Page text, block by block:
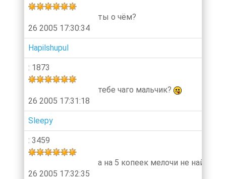
26 2005 17:30:34
ты о чём?
Hapilshupul
: 1873
26 2005 17:31:18
тебе чаго мальчик?
Sleepy
: 3459
26 2005 17:32:35
а на 5 копеек мелочи не